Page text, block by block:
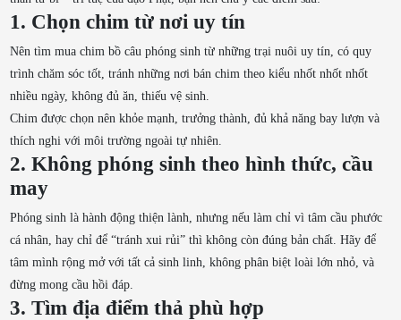
1. Chọn chim từ nơi uy tín
Nên tìm mua chim bồ câu phóng sinh từ những trại nuôi uy tín, có quy
trình chăm sóc tốt, tránh những nơi bán chim theo kiểu nhốt nhốt nhốt
nhiều ngày, không đủ ăn, thiếu vệ sinh.
Chim được chọn nên khỏe mạnh, trưởng thành, đủ khả năng bay lượn và
thích nghi với môi trường ngoài tự nhiên.
2. Không phóng sinh theo hình thức, cầu
may
Phóng sinh là hành động thiện lành, nhưng nếu làm chỉ vì tâm cầu phước
cá nhân, hay chỉ để “tránh xui rủi” thì không còn đúng bản chất. Hãy để
tâm mình rộng mở với tất cả sinh linh, không phân biệt loài lớn nhỏ, và
đừng mong cầu hồi đáp.
3. Tìm địa điểm thả phù hợp